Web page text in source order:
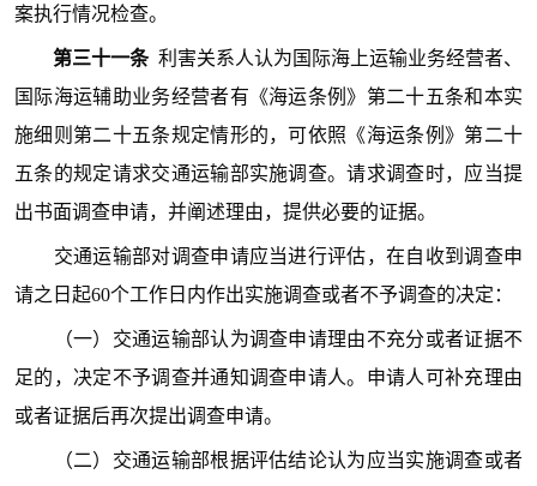
案执行情况检查。
第三十一条 利害关系人认为国际海上运输业务经营者、
国际海运辅助业务经营者有《海运条例》第二十五条和本实
施细则第二十五条规定情形的，可依照《海运条例》第二十
五条的规定请求交通运输部实施调查。请求调查时，应当提
出书面调查申请，并阐述理由，提供必要的证据。
交通运输部对调查申请应当进行评估，在自收到调查申
请之日起60个工作日内作出实施调查或者不予调查的决定：
（一）交通运输部认为调查申请理由不充分或者证据不
足的，决定不予调查并通知调查申请人。申请人可补充理由
或者证据后再次提出调查申请。
（二）交通运输部根据评估结论认为应当实施调查或者